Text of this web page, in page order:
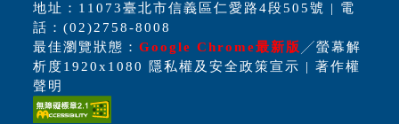
地址：11073臺北市信義區仁愛路4段505號 | 電
話：(02)2758-8008
最佳瀏覽狀態：Google Chrome最新版 ╱螢幕解
析度1920x1080 隱私權及安全政策宣示 | 著作權
聲明